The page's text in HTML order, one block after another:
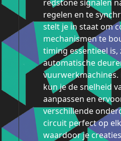
redstone signalen
regelen en te
stelt je in staat om
mechanismen te
timing essentieel is,
automatische
kun je de snelheid
aanpassen en
verschillende
circuit perfect op
waardoor je